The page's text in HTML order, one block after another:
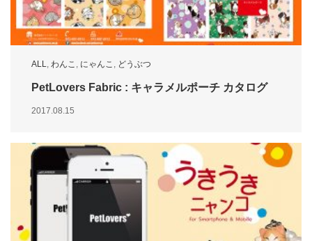
ALL わんこ にゃんこ どうぶつ
PetLovers Fabric : キャラメルポーチ カタログ
2017.08.15